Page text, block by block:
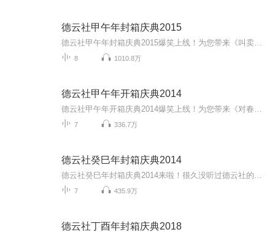
德云社甲午年封箱庆典2015
8 1010.8万
德云社甲午年开箱庆典2014
7 336.7万
德云社癸巳年封箱庆典2014
7 435.9万
德云社丁酉年封箱庆典2018